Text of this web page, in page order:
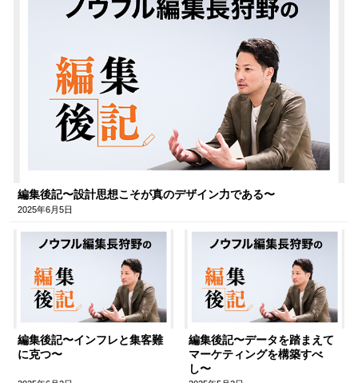
編集後記〜設計思想こそが真のデザイン力である〜
2025年6月5日
編集後記〜インフレと集客難
に克つ〜
編集後記〜データを踏まえて
マーケティングを構築すべ
し〜